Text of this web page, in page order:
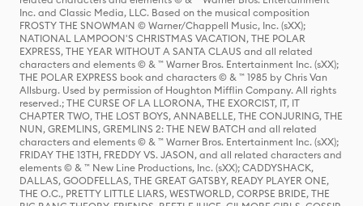
Inc. and Classic Media, LLC. Based on the musical composition
FROSTY THE SNOWMAN © Warner/Chappell Music, Inc. (sXX);
NATIONAL LAMPOON'S CHRISTMAS VACATION, THE POLAR
EXPRESS, THE YEAR WITHOUT A SANTA CLAUS and all related
characters and elements © & ™ Warner Bros. Entertainment Inc. (sXX);
THE POLAR EXPRESS book and characters © & ™ 1985 by Chris Van
Allsburg. Used by permission of Houghton Mifflin Company. All rights
reserved.; THE CURSE OF LA LLORONA, THE EXORCIST, IT, IT
CHAPTER TWO, THE LOST BOYS, ANNABELLE, THE CONJURING, THE
NUN, GREMLINS, GREMLINS 2: THE NEW BATCH and all related
characters and elements © & ™ Warner Bros. Entertainment Inc. (sXX);
FRIDAY THE 13TH, FREDDY VS. JASON, and all related characters and
elements © & ™ New Line Productions, Inc. (sXX); CADDYSHACK,
DALLAS, GOODFELLAS, THE GREAT GATSBY, READY PLAYER ONE,
THE O.C., PRETTY LITTLE LIARS, WESTWORLD, CORPSE BRIDE, THE